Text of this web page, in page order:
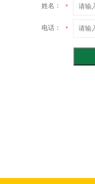
姓名： *
电话： *